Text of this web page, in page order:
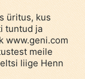
üritus, kus
tuntud ja
www.geni.com
meile
liige Henn